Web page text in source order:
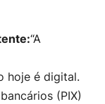
“A
hoje é digital.
(PIX)